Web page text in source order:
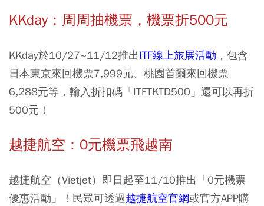
KKday：周周抽機票，機票折500元
KKday於10/27~11/12推出ITF線上旅展活動 ，包含
日本東京來回機票7,999元、桃園首爾來回機票
6,288元等，輸入折扣碼「ITFTKTD500」還可以再折
500元！
越捷航空：0元機票飛越南
越捷航空（Vietjet）即日起至11/10推出「0元機票
優惠活動」！民眾可透過越捷航空官網或官方APP購